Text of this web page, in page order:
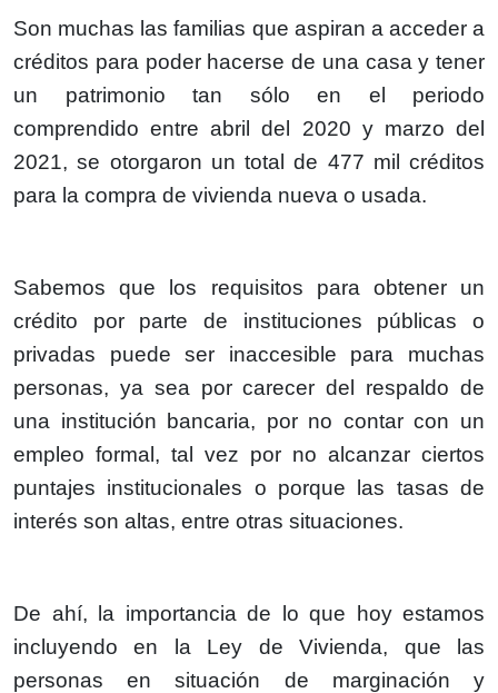
Son muchas las familias que aspiran a acceder a
créditos para poder hacerse de una casa y tener
un patrimonio tan sólo en el periodo
comprendido entre abril del 2020 y marzo del
2021, se otorgaron un total de 477 mil créditos
para la compra de vivienda nueva o usada.
Sabemos que los requisitos para obtener un
crédito por parte de instituciones públicas o
privadas puede ser inaccesible para muchas
personas, ya sea por carecer del respaldo de
una institución bancaria, por no contar con un
empleo formal, tal vez por no alcanzar ciertos
puntajes institucionales o porque las tasas de
interés son altas, entre otras situaciones.
De ahí, la importancia de lo que hoy estamos
incluyendo en la Ley de Vivienda, que las
personas en situación de marginación y